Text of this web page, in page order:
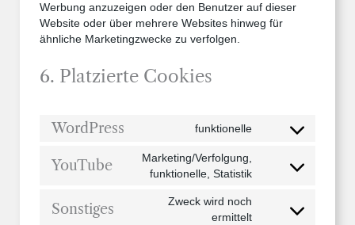
Werbung anzuzeigen oder den Benutzer auf dieser
Website oder über mehrere Websites hinweg für
ähnliche Marketingzwecke zu verfolgen.
6. Platzierte Cookies
WordPress funktionelle
Consent
service
YouTube
Marketing/Verfolgung,
funktionelle, Statistik
Consent
service
Sonstiges
Zweck wird noch
ermittelt
Consent